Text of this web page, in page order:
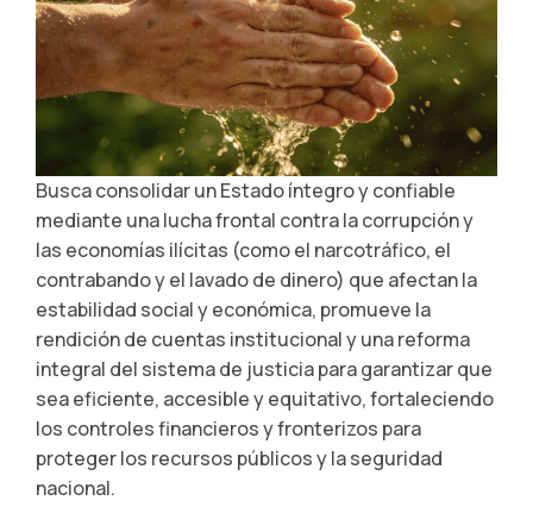
Busca consolidar un Estado íntegro y confiable
mediante una lucha frontal contra la corrupción y
las economías ilícitas (como el narcotráfico, el
contrabando y el lavado de dinero) que afectan la
estabilidad social y económica, promueve la
rendición de cuentas institucional y una reforma
integral del sistema de justicia para garantizar que
sea eficiente, accesible y equitativo, fortaleciendo
los controles financieros y fronterizos para
proteger los recursos públicos y la seguridad
nacional.